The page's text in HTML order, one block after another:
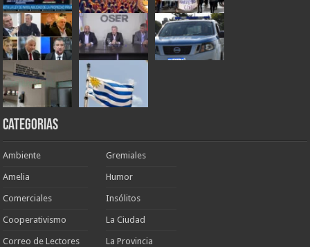
Categorias
Ambiente
Amelia
Comerciales
Cooperativismo
Correo de Lectores
Gremiales
Humor
Insólitos
La Ciudad
La Provincia